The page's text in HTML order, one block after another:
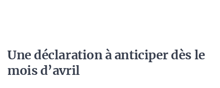
Une déclaration à anticiper dès le
mois d’avril